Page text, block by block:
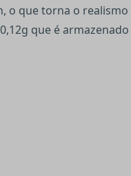
o que torna o
que é